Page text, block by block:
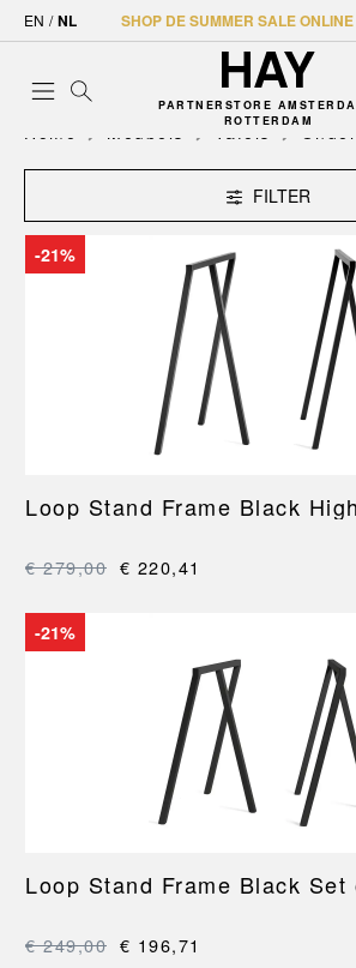
EN / NL SHOP DE SUMMER SALE
PARTNERSTORE
ROTTERDAM
Home Meubels Tafels
FILTER
-21%
Loop Stand Frame Black
€ 279,00 € 220,41
-21%
Loop Stand Frame Black Set
€ 249,00 € 196,71